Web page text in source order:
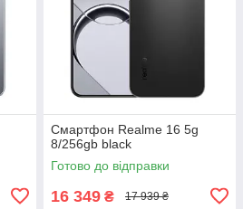
Смартфон Realme 16 5g
8/256gb black
Готово до відправки
16 349 ₴ 17 939 ₴